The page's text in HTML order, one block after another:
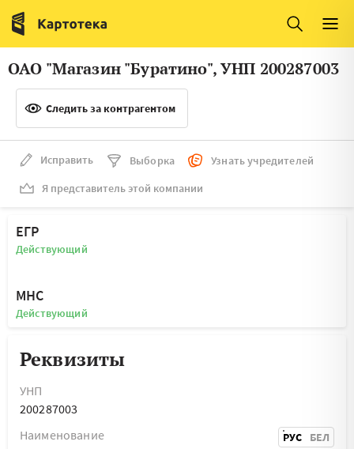
Италия
Люксембург
Литва
Нидерланды
ОАО "Магазин "Буратино", УНП 200287003
Следить за контрагентом
Исправить Выборка
Узнать учредителей
Я представитель этой компании
ЕГР
Действующий
МНС
Действующий
Реквизиты
УНП
200287003
Наименование
РУС БЕЛ